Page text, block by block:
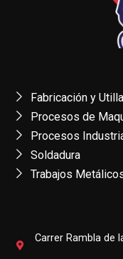
Fabricación y
Procesos de
Procesos
Soldadura
Trabajos
Carrer Rambla de